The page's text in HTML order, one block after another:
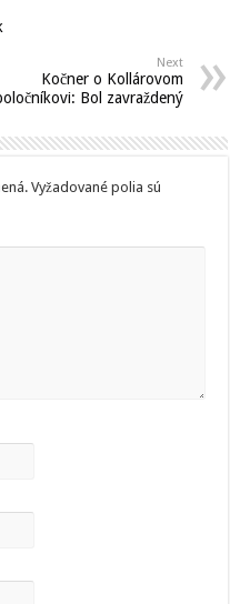
Next
Kočner o Kollárovom
Bol zavraždený
Vyžadované polia sú